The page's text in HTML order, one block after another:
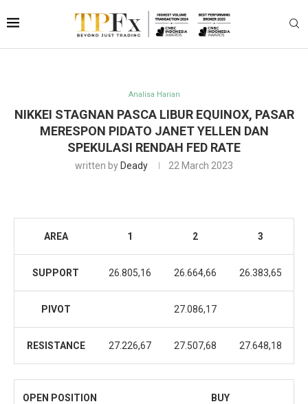
Analisa Harian
NIKKEI STAGNAN PASCA LIBUR EQUINOX, PASAR
MERESPON PIDATO JANET YELLEN DAN
SPEKULASI RENDAH FED RATE
written by Deady 22 March 2023
AREA 1 2 3
SUPPORT 26.805,16 26.664,66 26.383,65
PIVOT 27.086,17
RESISTANCE 27.226,67 27.507,68 27.648,18
OPEN POSITION BUY